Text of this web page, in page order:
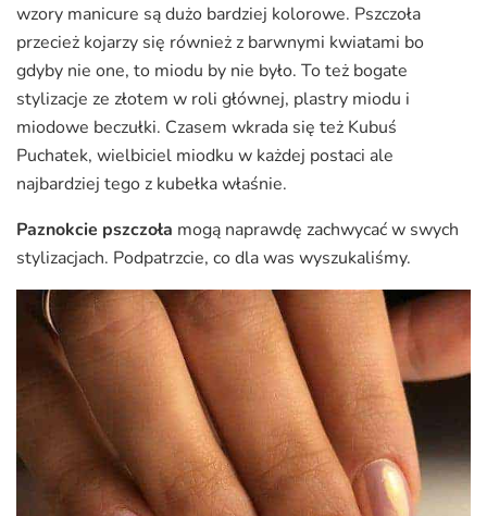
wzory manicure są dużo bardziej kolorowe. Pszczoła
przecież kojarzy się również z barwnymi kwiatami bo
gdyby nie one, to miodu by nie było. To też bogate
stylizacje ze złotem w roli głównej, plastry miodu i
miodowe beczułki. Czasem wkrada się też Kubuś
Puchatek, wielbiciel miodku w każdej postaci ale
najbardziej tego z kubełka właśnie.
Paznokcie pszczoła mogą naprawdę zachwycać w swych
stylizacjach. Podpatrzcie, co dla was wyszukaliśmy.